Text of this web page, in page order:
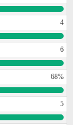
4
6
68%
5